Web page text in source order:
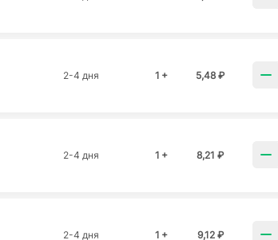
2-4 дня 1 +
5,48 ₽
2-4 дня 1 +
8,21 ₽
2-4 дня 1 +
9,12 ₽